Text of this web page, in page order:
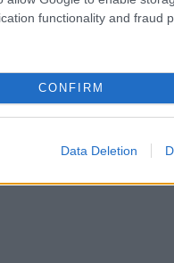
functionality and fraud
CONFIRM
Data Deletion